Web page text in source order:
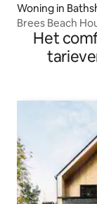
Woning in
Brees Beach
Het